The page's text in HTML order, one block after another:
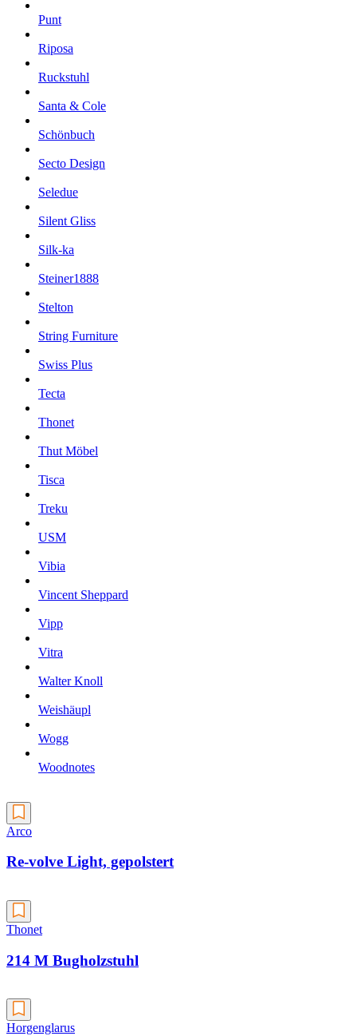
Punt
Riposa
Ruckstuhl
Santa & Cole
Schönbuch
Secto Design
Seledue
Silent Gliss
Silk-ka
Steiner1888
Stelton
String Furniture
Swiss Plus
Tecta
Thonet
Thut Möbel
Tisca
Treku
USM
Vibia
Vincent Sheppard
Vipp
Vitra
Walter Knoll
Weishäupl
Wogg
Woodnotes
Arco
Re-volve Light, gepolstert
Thonet
214 M Bugholzstuhl
Horgenglarus